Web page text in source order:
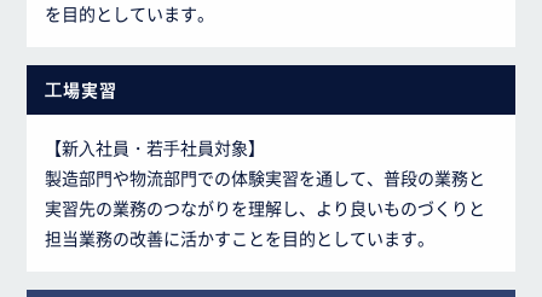
を目的としています。
⼯場実習
【新⼊社員・若⼿社員対象】
製造部門や物流部門での体験実習を通して、普段の業務と
実習先の業務のつながりを理解し、より良いものづくりと
担当業務の改善に活かすことを目的としています。